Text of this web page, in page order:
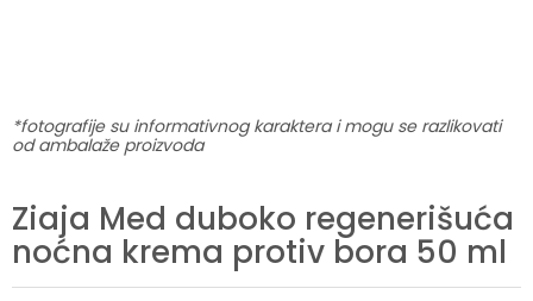
*fotografije su informativnog karaktera i mogu se razlikovati
od ambalaže proizvoda
Ziaja Med duboko regenerišuća
noćna krema protiv bora 50 ml